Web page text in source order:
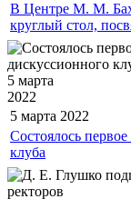
В Центре М. М.
круглый стол,
5 марта
2022
5 марта 2022
Состоялось
клуба